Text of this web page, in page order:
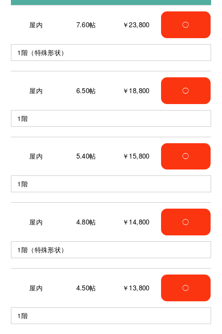
屋内 7.60帖 ￥23,800 ◯
1階（特殊形状）
屋内 6.50帖 ￥18,800 ◯
1階
屋内 5.40帖 ￥15,800 ◯
1階
屋内 4.80帖 ￥14,800 ◯
1階（特殊形状）
屋内 4.50帖 ￥13,800 ◯
1階